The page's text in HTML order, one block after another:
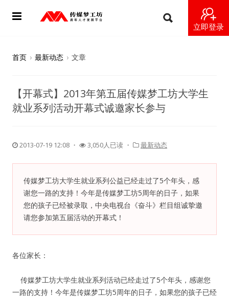
立即登录
导师
视频
梦工坊视频
纪录片1 梦想开始的地方
纪录片3 我们都是青年偶像
活动
首页 › 最新动态 › 文章
【开幕式】2013年第五届传媒梦工坊大学生
就业系列活动开幕式诚邀家长参与
2013-07-19 12:08 ・ 3,050人已读 ・ 最新动态
传媒梦工坊大学生就业系列公益已经走过了5个年头，感
谢您一路的支持！今年是传媒梦工坊5周年的日子，如果
您的孩子已经被录取，中央电视台《奋斗》栏目组诚挚邀
请您参加第五届活动的开幕式！
各位家长：
传媒梦工坊大学生就业系列活动已经走过了5个年头，感谢您
一路的支持！今年是传媒梦工坊5周年的日子，如果您的孩子已经